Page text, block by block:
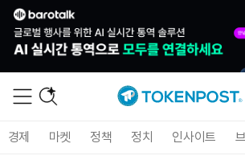
경제 마켓 정책 정치 인사이트